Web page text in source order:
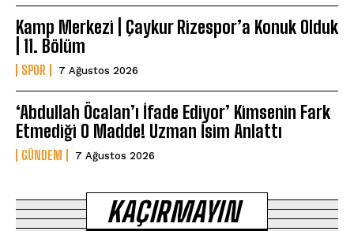
Kamp Merkezi | Çaykur Rizespor’a Konuk Olduk
| 11. Bölüm
SPOR 7 Ağustos 2026
‘Abdullah Öcalan’ı İfade Ediyor’ Kimsenin Fark
Etmediği O Madde! Uzman İsim Anlattı
GÜNDEM 7 Ağustos 2026
KAÇIRMAYIN